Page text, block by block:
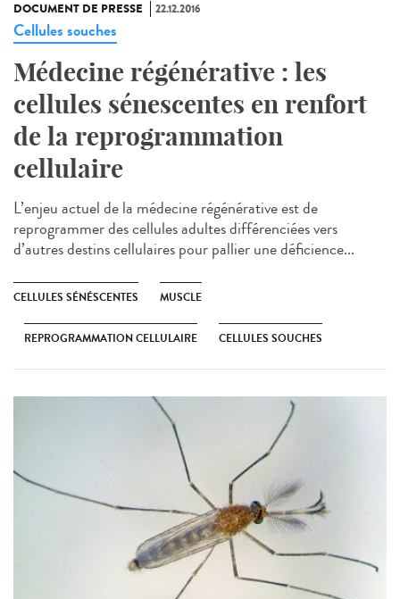
DOCUMENT DE PRESSE 22.12.2016
Cellules souches
Médecine régénérative : les
cellules sénescentes en renfort
de la reprogrammation
cellulaire
L’enjeu actuel de la médecine régénérative est de
reprogrammer des cellules adultes différenciées vers
d’autres destins cellulaires pour pallier une déficience...
CELLULES SÉNÉSCENTES MUSCLE
REPROGRAMMATION CELLULAIRE CELLULES SOUCHES